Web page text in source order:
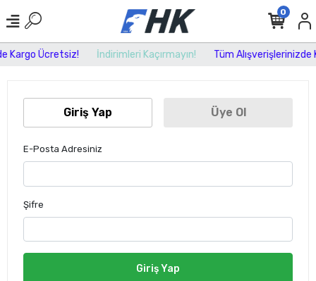
Kargo Ücretsiz! İndirimleri Kaçırmayın! Tüm Alışverişlerinizde
0
Giriş Yap Üye Ol
E-Posta Adresiniz
Şifre
Giriş Yap